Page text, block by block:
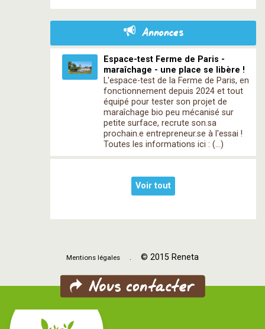
Annonces
Espace-test Ferme de Paris -
maraîchage - une place se libère !
L'espace-test de la Ferme de Paris, en
fonctionnement depuis 2024 et tout
équipé pour tester son projet de
maraîchage bio peu mécanisé sur
petite surface, recrute son.sa
prochain.e entrepreneur.se à l'essai !
Toutes les informations ici : (…)
Voir tout
Mentions légales . © 2015 Reneta